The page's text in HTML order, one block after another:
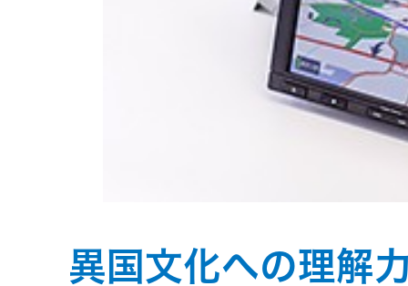
異国文化への理解